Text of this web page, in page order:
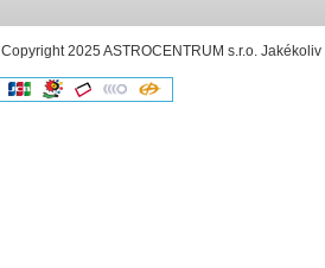
Copyright 2025 ASTROCENTRUM s.r.o.